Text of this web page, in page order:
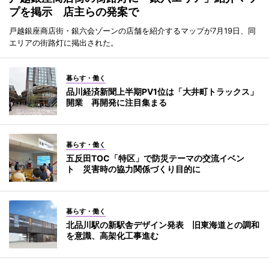
プを掲示 店主らの発案で
戸越銀座商店街・銀六会ゾーンの店舗を紹介するマップが7月19日、同
エリアの街路灯に掲出された。
暮らす・働く
品川経済新聞上半期PV1位は「大井町トラックス」
開業 再開発に注目集まる
暮らす・働く
五反田TOC「特区」で防災テーマの交流イベン
ト 災害時の協力関係づくり目的に
暮らす・働く
北品川駅の新駅舎デザイン発表 旧東海道との調和
を意識、高架化工事進む